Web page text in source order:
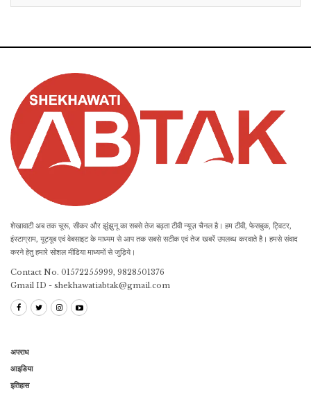
शेखावाटी अब तक चूरू, सीकर और झुंझुनू का सबसे तेज बढ़ता टीवी न्यूज़ चैनल है। हम टीवी, फेसबुक, ट्विटर,
इंस्टाग्राम, यूट्यूब एवं वेबसाइट के माध्यम से आप तक सबसे सटीक एवं तेज खबरें उपलब्ध करवाते है। हमसे संवाद
करने हेतु हमारे सोशल मीडिया माध्यमों से जुड़िये।
Contact No. 01572255999, 9828501376
Gmail ID - shekhawatiabtak@gmail.com
अपराध
आइडिया
इतिहास